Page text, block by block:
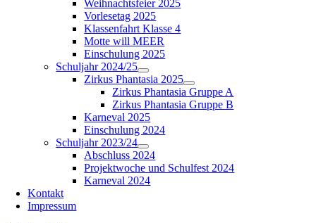
Weihnachtsfeier 2025
Vorlesetag 2025
Klassenfahrt Klasse 4
Motte will MEER
Einschulung 2025
Schuljahr 2024/25
Zirkus Phantasia 2025
Zirkus Phantasia Gruppe A
Zirkus Phantasia Gruppe B
Karneval 2025
Einschulung 2024
Schuljahr 2023/24
Abschluss 2024
Projektwoche und Schulfest 2024
Karneval 2024
Kontakt
Impressum